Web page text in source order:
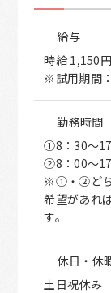
給与
時給 1,150円
※試用期間
勤務時間
①8：30～
②8：00～
※①・②どち
希望があれ
す。
休日・休
土日祝休み